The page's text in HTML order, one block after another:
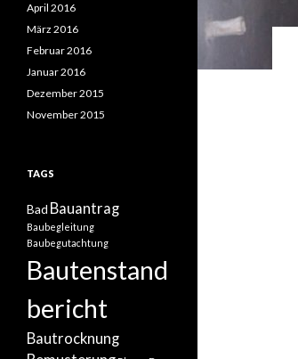
April 2016
März 2016
Februar 2016
Januar 2016
Dezember 2015
November 2015
TAGS
Bad Bauantrag
Baubegleitung
Baubegutachtung
Bautenstand
bericht
Bautrocknung